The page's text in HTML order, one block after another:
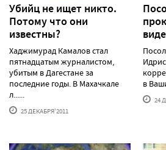
Убийц не ищет никто.
Потому что они
известны?
Хаджимурад Камалов стал
пятнадцатым журналистом,
убитым в Дагестане за
последние годы. В Махачкале
л......
25 ДЕКАБРЯ'2011
в
24